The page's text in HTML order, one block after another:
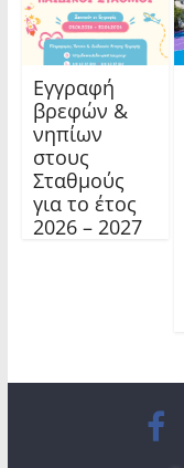
Εγγραφή
βρεφών &
νηπίων
στους
Σταθμούς
για το έτος
2026 – 2027